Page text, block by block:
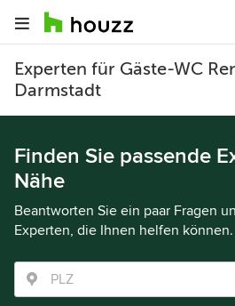
Experten für Gäste-WC
Darmstadt
Finden Sie passende
Nähe
Beantworten Sie ein paar Fragen
Experten, die Ihnen helfen können.